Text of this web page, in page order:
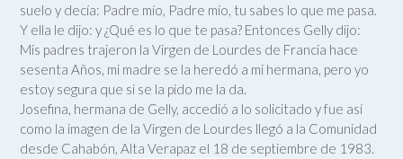
suelo y decía: Padre mío, Padre mío, tu sabes lo que me pasa.
Y ella le dijo: y ¿Qué es lo que te pasa? Entonces Gelly dijo:
Mis padres trajeron la Virgen de Lourdes de Francia hace
sesenta Años, mi madre se la heredó a mi hermana, pero yo
estoy segura que si se la pido me la da.
Josefina, hermana de Gelly, accedió a lo solicitado y fue así
como la imagen de la Virgen de Lourdes llegó a la Comunidad
desde Cahabón, Alta Verapaz el 18 de septiembre de 1983.